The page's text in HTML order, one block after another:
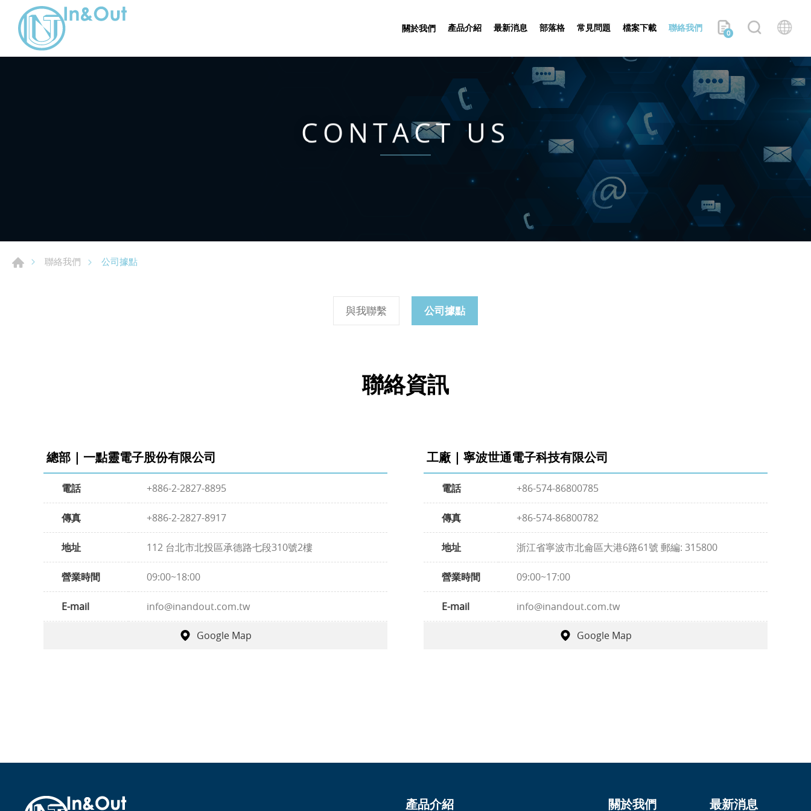
關於我們 產品介紹 最新消息 部落格 常見問題 檔案下載 聯絡我們 0
CONTACT US
聯絡我們 公司據點
與我聯繫 公司據點
聯絡資訊
總部 | 一點靈電子股份有限公司
電話 +886-2-2827-8895
傳真 +886-2-2827-8917
地址 112 台北市北投區承德路七段310號2樓
營業時間 09:00~18:00
E-mail info@inandout.com.tw
Google Map
工廠 | 寧波世通電子科技有限公司
電話 +86-574-86800785
傳真 +86-574-86800782
地址 浙江省寧波市北侖區大港6路61號 郵編: 315800
營業時間 09:00~17:00
E-mail info@inandout.com.tw
Google Map
產品介紹 關於我們 最新消息